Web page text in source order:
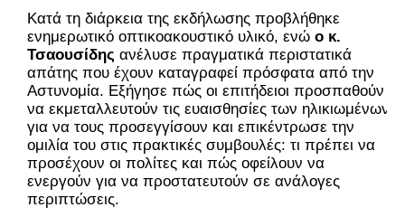
Κατά τη διάρκεια της εκδήλωσης προβλήθηκε
ενημερωτικό οπτικοακουστικό υλικό, ενώ ο κ.
Τσαουσίδης ανέλυσε πραγματικά περιστατικά
απάτης που έχουν καταγραφεί πρόσφατα από την
Αστυνομία. Εξήγησε πώς οι επιτήδειοι προσπαθούν
να εκμεταλλευτούν τις ευαισθησίες των ηλικιωμένων
για να τους προσεγγίσουν και επικέντρωσε την
ομιλία του στις πρακτικές συμβουλές: τι πρέπει να
προσέχουν οι πολίτες και πώς οφείλουν να
ενεργούν για να προστατευτούν σε ανάλογες
περιπτώσεις.